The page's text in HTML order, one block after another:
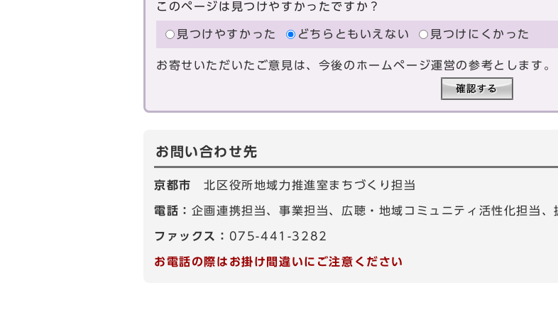
このページは見つけやすかったですか？
見つけやすかった どちらともいえない 見つけにくかった
お寄せいただいたご意見は、今後のホームページ運営の参考とします。
お問い合わせ先
京都市北区役所地域力推進室まちづくり担当
電話： 企画連携担当、事業担当、広聴・地域コミュニティ活性化担
ファックス： 075-441-3282
お電話の際はお掛け間違いにご注意ください